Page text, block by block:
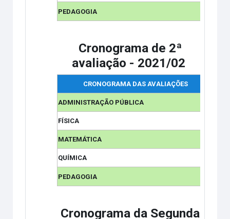
PEDAGOGIA
Cronograma de 2ª
avaliação - 2021/02
CRONOGRAMA DAS AVALIAÇÕES
ADMINISTRAÇÃO PÚBLICA
FÍSICA
MATEMÁTICA
QUÍMICA
PEDAGOGIA
Cronograma da Segunda